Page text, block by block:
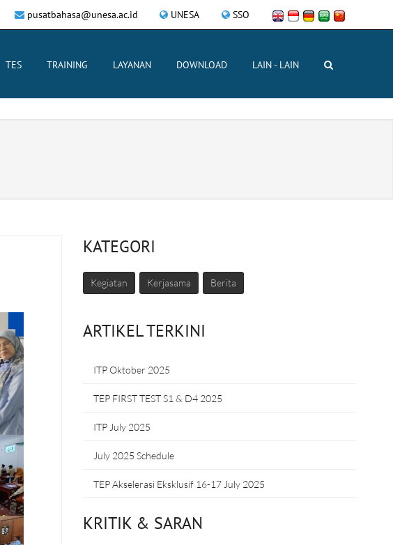
UNESA SSO
pusatbahasa@unesa.ac.id
TES TRAINING LAYANAN DOWNLOAD LAIN - LAIN
KATEGORI
Kegiatan Kerjasama Berita
ARTIKEL TERKINI
ITP Oktober 2025
TEP FIRST TEST S1 & D4 2025
ITP July 2025
July 2025 Schedule
TEP Akselerasi Eksklusif 16-17 July 2025
KRITIK & SARAN